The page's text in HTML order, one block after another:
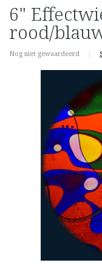
6"
rood/
Nog niet gewaardeerd |